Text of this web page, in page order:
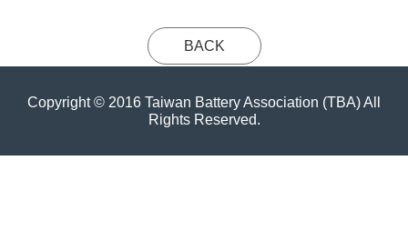
BACK
Copyright © 2016 Taiwan Battery Association (TBA) All
Rights Reserved.